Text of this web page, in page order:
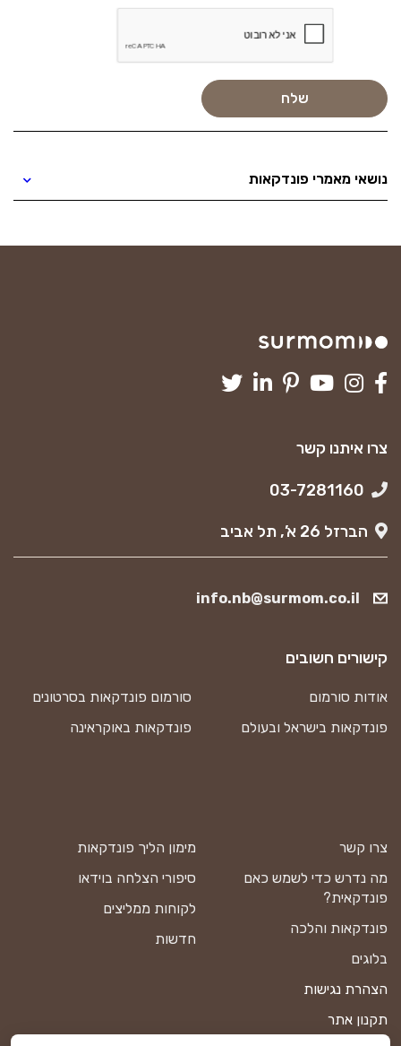
נושאי מאמרי פונדקאות
צרו איתנו קשר
הברזל 26 א’, תל אביב
info.nb@surmom.co.il
צרו קשר
מה נדרש כדי לשמש כאם
פונדקאית?
פונדקאות והלכה
בלוגים
הצהרת נגישות
תקנון אתר
מימון הליך פונדקאות
סיפורי הצלחה בוידאו
לקוחות ממליצים
חדשות
קישורים חשובים
אודות סורמום
סורמום פונדקאות בסרטונים
פונדקאות בישראל ובעולם
פונדקאות באוקראינה